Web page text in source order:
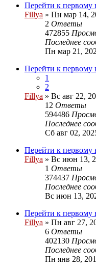
Перейти к
Fillya » Пн мар 14,
2 Ответы
472855
Последнее
Пн мар 21,
Перейти к
1
2
Fillya » Вс авг 22,
12 Ответы
594486
Последнее
Сб авг 02,
Перейти к
Fillya » Вс июн 13,
1 Ответы
374437
Последнее
Вс июн 13,
Перейти к
Fillya » Пн авг 27,
6 Ответы
402130
Последнее
Пн янв 28,